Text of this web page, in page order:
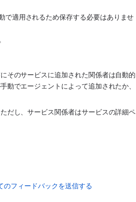
で適用されるため保存する必要はありませ
そのサービスに追加された関係者は自動的
動でエージェントによって追加されたか、
だし、サービス関係者はサービスの詳細ペ
のフィードバックを送信する